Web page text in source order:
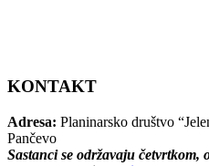
KONTAKT
Adresa: Planinarsko društvo
Pančevo
Sastanci se održavaju četvrtkom,